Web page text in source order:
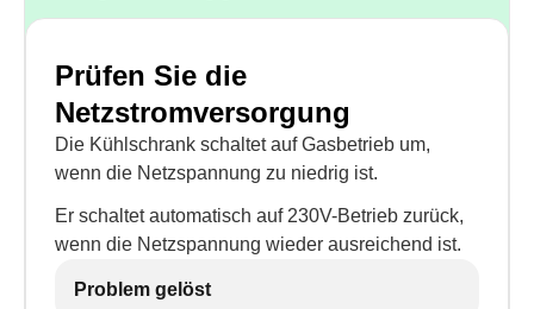
Prüfen Sie die
Netzstromversorgung
Die Kühlschrank schaltet auf Gasbetrieb um,
wenn die Netzspannung zu niedrig ist.
Er schaltet automatisch auf 230V-Betrieb zurück,
wenn die Netzspannung wieder ausreichend ist.
Problem gelöst